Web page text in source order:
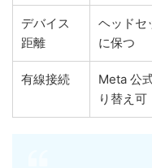
デバイス
距離
ヘッドセ
に保つ
有線接続
Meta 公
り替え可